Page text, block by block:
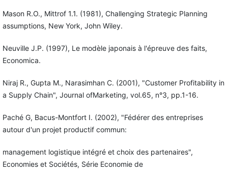
Mason R.O., Mittrof 1.1. (1981), Challenging Strategic Planning
assumptions, New York, John Wiley.
Neuville J.P. (1997), Le modèle japonais à l'épreuve des faits,
Economica.
Niraj R., Gupta M., Narasimhan C. (2001), "Customer Profitability in
a Supply Chain", Journal ofMarketing, vol.65, n°3, pp.1-16.
Paché G, Bacus-Montfort I. (2002), "Fédérer des entreprises
autour d'un projet productif commun:
management logistique intégré et choix des partenaires",
Economies et Sociétés, Série Economie de